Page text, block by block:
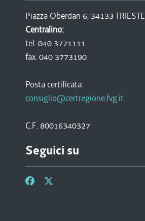
Piazza Oberdan 6, 34133 TRIESTE
Centralino:
tel. 040 3771111
fax. 040 3773190
Posta certificata:
consiglio@certregione.fvg.it
C.F. 80016340327
Seguici su